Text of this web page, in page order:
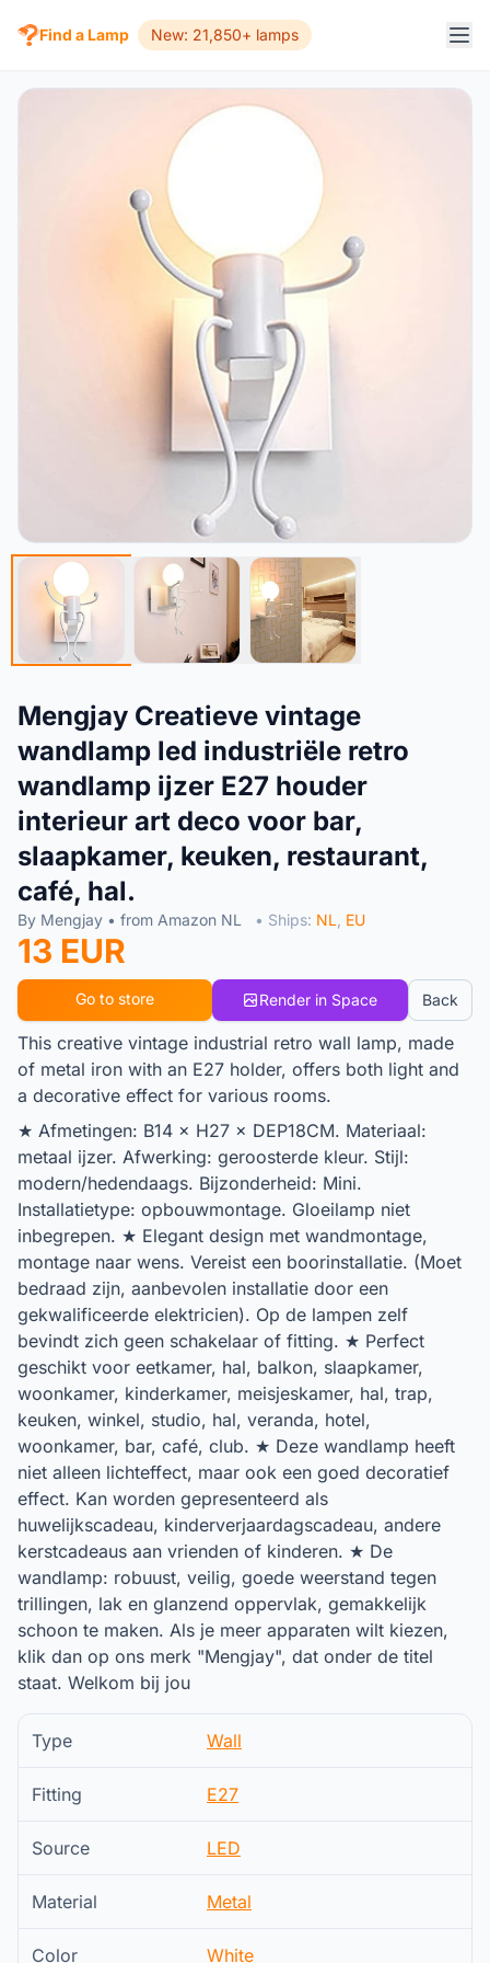
Find a Lamp New: 21,850+ lamps
Mengjay Creatieve vintage
wandlamp led industriële retro
wandlamp ijzer E27 houder
interieur art deco voor bar,
slaapkamer, keuken, restaurant,
café, hal.
By Mengjay • from Amazon NL • Ships: NL EU
13 EUR
Go to store Render in Space Back
This creative vintage industrial retro wall lamp, made
of metal iron with an E27 holder, offers both light and
a decorative effect for various rooms.
★ Afmetingen: B14 × H27 × DEP18CM. Materiaal:
metaal ijzer. Afwerking: geroosterde kleur. Stijl:
modern/hedendaags. Bijzonderheid: Mini.
Installatietype: opbouwmontage. Gloeilamp niet
inbegrepen. ★ Elegant design met wandmontage,
montage naar wens. Vereist een boorinstallatie. (Moet
bedraad zijn, aanbevolen installatie door een
gekwalificeerde elektricien). Op de lampen zelf
bevindt zich geen schakelaar of fitting. ★ Perfect
geschikt voor eetkamer, hal, balkon, slaapkamer,
woonkamer, kinderkamer, meisjeskamer, hal, trap,
keuken, winkel, studio, hal, veranda, hotel,
woonkamer, bar, café, club. ★ Deze wandlamp heeft
niet alleen lichteffect, maar ook een goed decoratief
effect. Kan worden gepresenteerd als
huwelijkscadeau, kinderverjaardagscadeau, andere
kerstcadeaus aan vrienden of kinderen. ★ De
wandlamp: robuust, veilig, goede weerstand tegen
trillingen, lak en glanzend oppervlak, gemakkelijk
schoon te maken. Als je meer apparaten wilt kiezen,
klik dan op ons merk "Mengjay", dat onder de titel
staat. Welkom bij jou
Type Wall
Fitting E27
Source LED
Material Metal
Color White